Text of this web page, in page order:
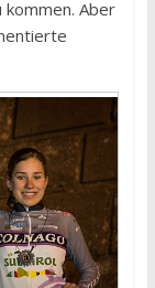
Aber